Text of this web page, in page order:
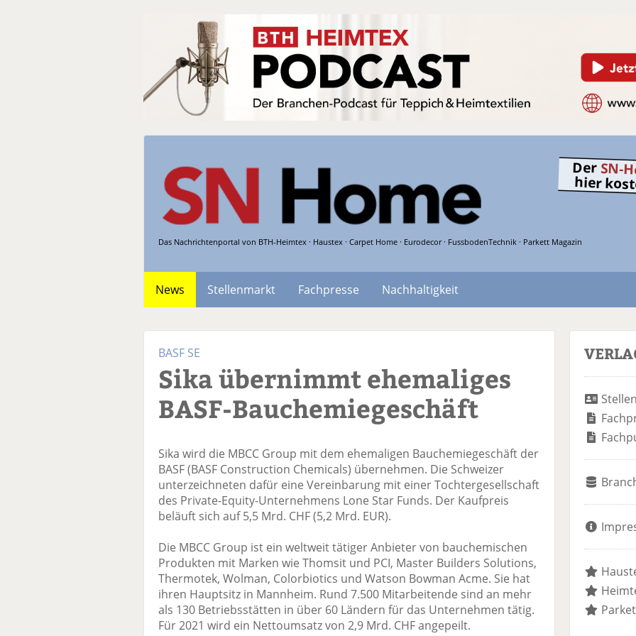
Das Nachrichtenportal von BTH-Heimtex · Haustex · Carpet Home · Eurodecor · FussbodenTechnik · Parkett Magazin
Der SN-
hier
News Stellenmarkt Fachpresse
Nachhaltigkeit
BASF SE
Sika übernimmt ehemaliges
BASF-Bauchemiegeschäft
Sika wird die MBCC Group mit dem ehemaligen Bauchemiegeschäft der
BASF (BASF Construction Chemicals) übernehmen. Die Schweizer
unterzeichneten dafür eine Vereinbarung mit einer Tochtergesellschaft
des Private-Equity-Unternehmens Lone Star Funds. Der Kaufpreis
beläuft sich auf 5,5 Mrd. CHF (5,2 Mrd. EUR).
Die MBCC Group ist ein weltweit tätiger Anbieter von bauchemischen
Produkten mit Marken wie Thomsit und PCI, Master Builders Solutions,
Thermotek, Wolman, Colorbiotics und Watson Bowman Acme. Sie hat
ihren Hauptsitz in Mannheim. Rund 7.500 Mitarbeitende sind an mehr
als 130 Betriebsstätten in über 60 Ländern für das Unternehmen tätig.
Für 2021 wird ein Nettoumsatz von 2,9 Mrd. CHF angepeilt.